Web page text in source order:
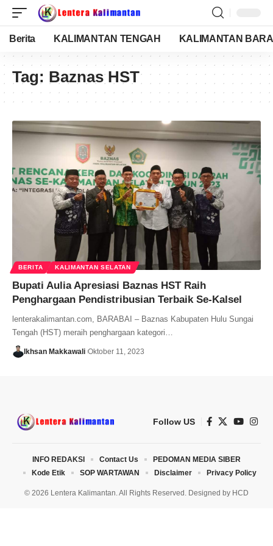
Berita KALIMANTAN TENGAH KALIMANTAN
Tag: Baznas HST
BERITA KALIMANTAN SELATAN
Bupati Aulia Apresiasi Baznas HST Raih
Penghargaan Pendistribusian Terbaik Se-Kalsel
lenterakalimantan.com, BARABAI – Baznas Kabupaten Hulu Sungai
Tengah (HST) meraih penghargaan kategori…
Ikhsan Makkawali Oktober 11, 2023
Follow US
© 2026 Lentera Kalimantan. All Rights Reserved. Designed by HCD
INFO REDAKSI Contact Us
PEDOMAN MEDIA SIBER
Kode Etik
SOP WARTAWAN Disclaimer Privacy Policy